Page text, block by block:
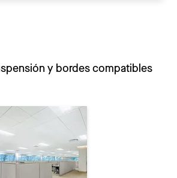
y bordes compatibles